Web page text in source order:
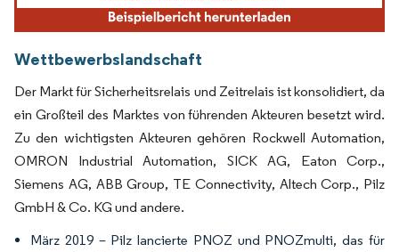
Wettbewerbslandschaft
Der Markt für Sicherheitsrelais und Zeitrelais ist konsolidiert, da
ein Großteil des Marktes von führenden Akteuren besetzt wird.
Zu den wichtigsten Akteuren gehören Rockwell Automation,
OMRON Industrial Automation, SICK AG, Eaton Corp.,
Siemens AG, ABB Group, TE Connectivity, Altech Corp., Pilz
GmbH & Co. KG und andere.
März 2019 – Pilz lancierte PNOZ und PNOZmulti, das für